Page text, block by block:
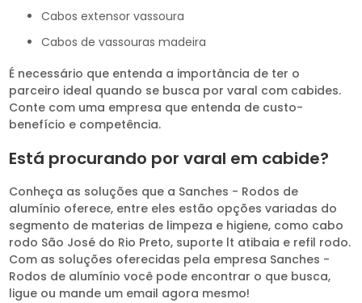
cabos extensor vassoura
cabos de vassouras madeira
É necessário que entenda a importância de ter o
parceiro ideal quando se busca por varal com cabides.
Conte com uma empresa que entenda de custo-
benefício e competência.
Está procurando por varal em cabide?
Conheça as soluções que a Sanches - Rodos de
alumínio oferece, entre eles estão opções variadas do
segmento de materias de limpeza e higiene, como cabo
rodo São José do Rio Preto, suporte lt atibaia e refil rodo.
Com as soluções oferecidas pela empresa Sanches -
Rodos de alumínio você pode encontrar o que busca,
ligue ou mande um email agora mesmo!